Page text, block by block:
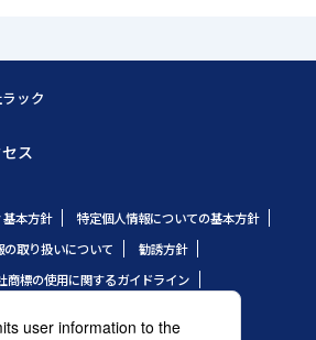
ック
ス
基本方針
特定個人情報についての基本方針
の取り扱いについて
勧誘方針
商標の使用に関するガイドライン